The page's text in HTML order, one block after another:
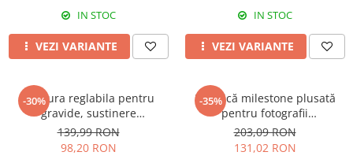
IN STOC
VEZI VARIANTE
IN STOC
VEZI VARIANTE
-30%
Centura reglabila pentru
gravide, sustinere
abdominala in timpul sarcinii,
White
139,99 RON
98,20 RON
-35%
Păturică milestone plusată
pentru fotografii
CloudMemory, model
Norisori, 95x150 cm
203,09 RON
131,02 RON